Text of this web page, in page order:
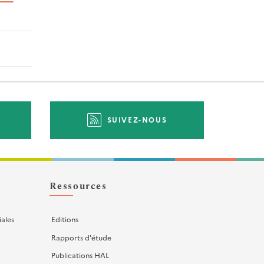
SUIVEZ-NOUS
Ressources
Editions
Rapports d'étude
Publications HAL